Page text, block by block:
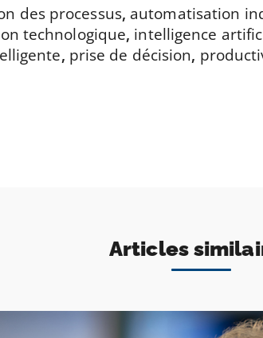
des processus, automatisation
technologique, intelligence
, prise de décision,
Articles